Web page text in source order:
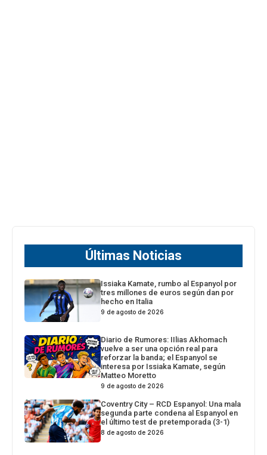
Últimas Noticias
Issiaka Kamate, rumbo al Espanyol por
tres millones de euros según dan por
hecho en Italia
9 de agosto de 2026
Diario de Rumores: IIlias Akhomach
vuelve a ser una opción real para
reforzar la banda; el Espanyol se
interesa por Issiaka Kamate, según
Matteo Moretto
9 de agosto de 2026
Coventry City – RCD Espanyol: Una mala
segunda parte condena al Espanyol en
el último test de pretemporada (3-1)
8 de agosto de 2026